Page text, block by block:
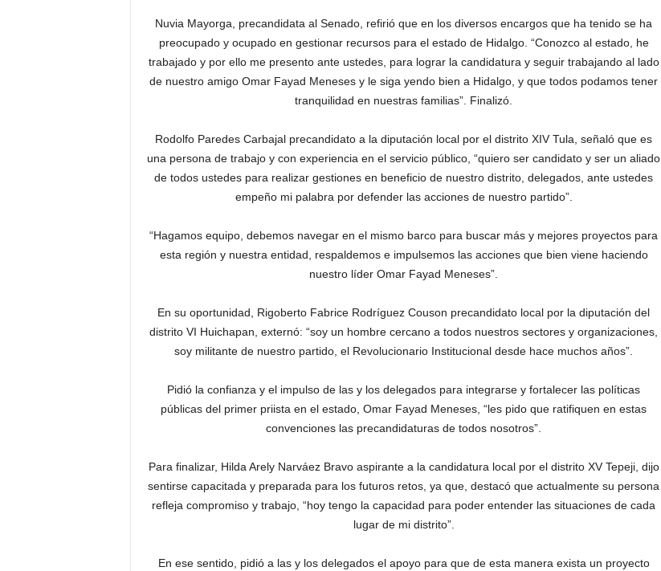
Nuvia Mayorga, precandidata al Senado, refirió que en los diversos encargos que ha tenido se ha
preocupado y ocupado en gestionar recursos para el estado de Hidalgo. “Conozco al estado, he
trabajado y por ello me presento ante ustedes, para lograr la candidatura y seguir trabajando al lado
de nuestro amigo Omar Fayad Meneses y le siga yendo bien a Hidalgo, y que todos podamos tener
tranquilidad en nuestras familias”. Finalizó.
Rodolfo Paredes Carbajal precandidato a la diputación local por el distrito XIV Tula, señaló que es
una persona de trabajo y con experiencia en el servicio público, “quiero ser candidato y ser un aliado
de todos ustedes para realizar gestiones en beneficio de nuestro distrito, delegados, ante ustedes
empeño mi palabra por defender las acciones de nuestro partido”.
“Hagamos equipo, debemos navegar en el mismo barco para buscar más y mejores proyectos para
esta región y nuestra entidad, respaldemos e impulsemos las acciones que bien viene haciendo
nuestro líder Omar Fayad Meneses”.
En su oportunidad, Rigoberto Fabrice Rodríguez Couson precandidato local por la diputación del
distrito VI Huichapan, externó: “soy un hombre cercano a todos nuestros sectores y organizaciones,
soy militante de nuestro partido, el Revolucionario Institucional desde hace muchos años”.
Pidió la confianza y el impulso de las y los delegados para integrarse y fortalecer las políticas
públicas del primer priista en el estado, Omar Fayad Meneses, “les pido que ratifiquen en estas
convenciones las precandidaturas de todos nosotros”.
Para finalizar, Hilda Arely Narváez Bravo aspirante a la candidatura local por el distrito XV Tepeji, dijo
sentirse capacitada y preparada para los futuros retos, ya que, destacó que actualmente su persona
refleja compromiso y trabajo, “hoy tengo la capacidad para poder entender las situaciones de cada
lugar de mi distrito”.
En ese sentido, pidió a las y los delegados el apoyo para que de esta manera exista un proyecto